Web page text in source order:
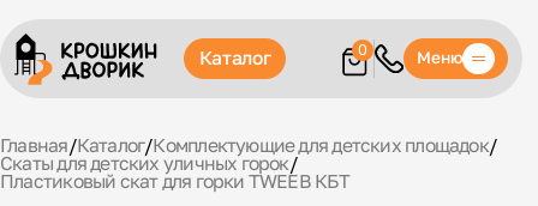
Каталог 0 Меню
Главная/Каталог/Комплектующие для детских площадок/
Скаты для детских уличных горок/
Пластиковый скат для горки TWEEB КБТ